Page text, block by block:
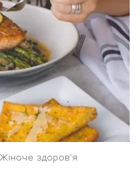
Жіноче здоров'я